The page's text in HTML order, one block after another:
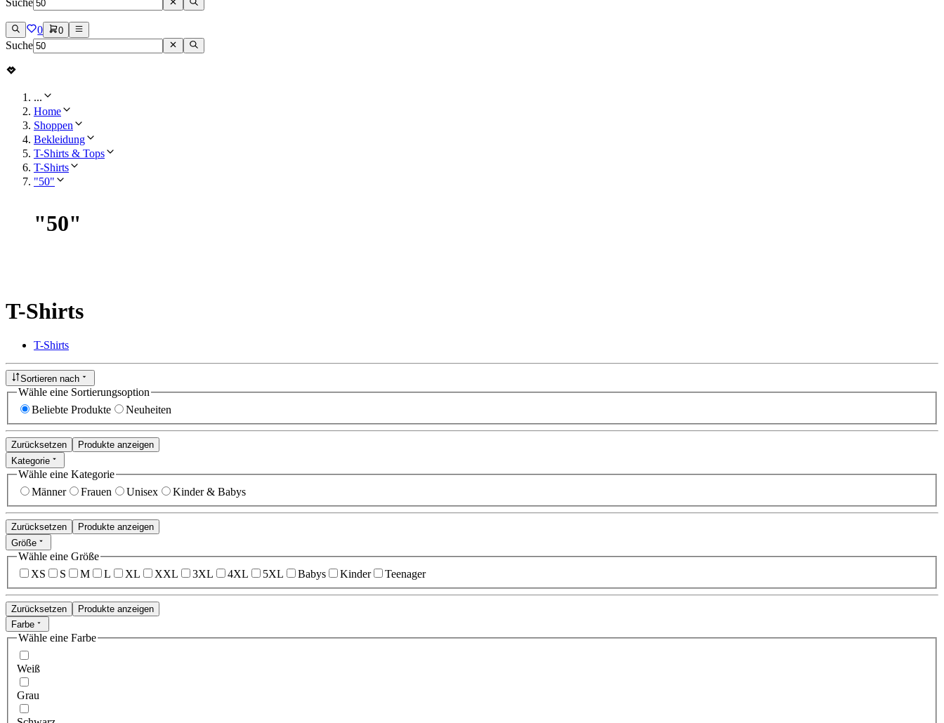
Suche
0 0
Suche
...
Home
Shoppen
Bekleidung
T-Shirts & Tops
T-Shirts
"50"
"50"
T-Shirts
T-Shirts
Sortieren nach
Wähle eine Sortierungsoption
Beliebte Produkte
Neuheiten
Zurücksetzen
Produkte anzeigen
Kategorie
Wähle eine Kategorie
Männer
Frauen Unisex Kinder & Babys
Zurücksetzen
Produkte anzeigen
Größe
Wähle eine Größe
XS
S M L XL XXL 3XL 4XL 5XL Babys Kinder Teenager
Zurücksetzen
Produkte anzeigen
Farbe
Wähle eine Farbe
Weiß
Grau